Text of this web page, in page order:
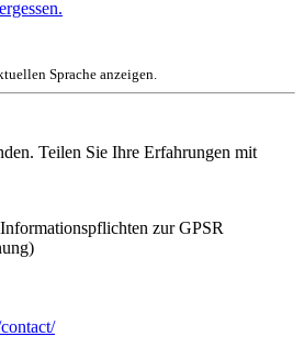
Sprache anzeigen.
Teilen Sie Ihre Erfahrungen mit
zur GPSR